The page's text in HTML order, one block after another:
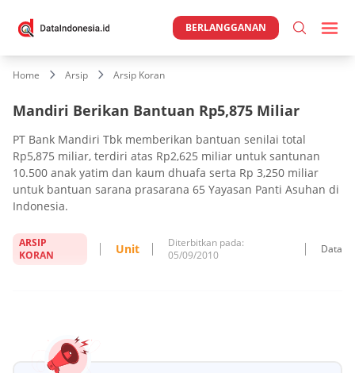
BERLANGGANAN
Home Arsip Arsip Koran
Mandiri Berikan Bantuan Rp5,875 Miliar
PT Bank Mandiri Tbk memberikan bantuan senilai total
Rp5,875 miliar, terdiri atas Rp2,625 miliar untuk santunan
10.500 anak yatim dan kaum dhuafa serta Rp 3,250 miliar
untuk bantuan sarana prasarana 65 Yayasan Panti Asuhan di
Indonesia.
ARSIP
KORAN
Unit
Diterbitkan pada:
05/09/2010
Data